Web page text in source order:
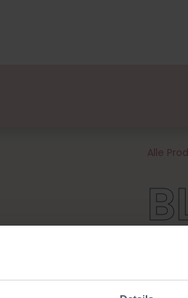
Alle
Holen
kleine
Paket,
Paket